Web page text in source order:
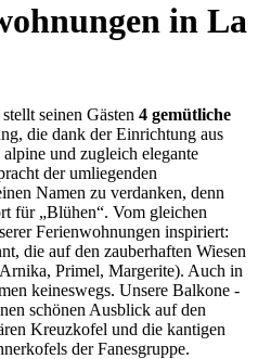
in La
stellt seinen Gästen 4 gemütliche
die dank der Einrichtung aus
und zugleich elegante
der umliegenden
Namen zu verdanken, denn
für „Blühen“. Vom gleichen
Ferienwohnungen inspiriert:
die auf den zauberhaften Wiesen
Primel, Margerite). Auch in
keineswegs. Unsere Balkone -
schönen Ausblick auf den
Kreuzkofel und die kantigen
der Fanesgruppe.